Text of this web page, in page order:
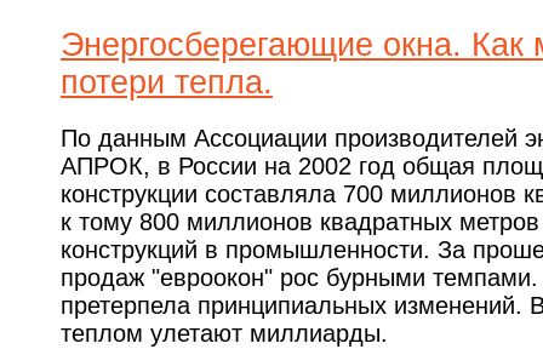
Энергосберегающие окна. Как
потери тепла.
По данным Ассоциации производителей
АПРОК, в России на 2002 год общая
конструкции составляла 700 миллионов
к тому 800 миллионов квадратных
конструкций в промышленности. За
продаж "евроокон" рос бурными
претерпела принципиальных изменений.
теплом улетают миллиарды.